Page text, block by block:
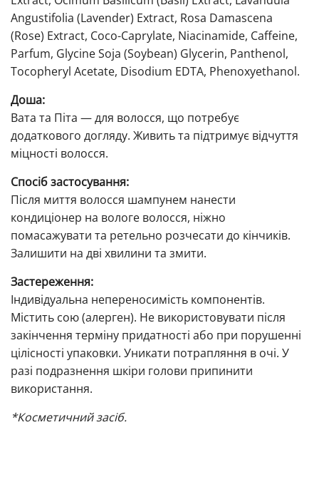
Angustifolia (Lavender) Extract, Rosa Damascena
(Rose) Extract, Coco-Caprylate, Niacinamide, Caffeine,
Parfum, Glycine Soja (Soybean) Glycerin, Panthenol,
Tocopheryl Acetate, Disodium EDTA, Phenoxyethanol.
Доша:
Вата та Піта — для волосся, що потребує
додаткового догляду. Живить та підтримує відчуття
міцності волосся.
Спосіб застосування:
Після миття волосся шампунем нанести
кондиціонер на вологе волосся, ніжно
помасажувати та ретельно розчесати до кінчиків.
Залишити на дві хвилини та змити.
Застереження:
Індивідуальна непереносимість компонентів.
Містить сою (алерген). Не використовувати після
закінчення терміну придатності або при порушенні
цілісності упаковки. Уникати потрапляння в очі. У
разі подразнення шкіри голови припинити
використання.
*Косметичний засіб.